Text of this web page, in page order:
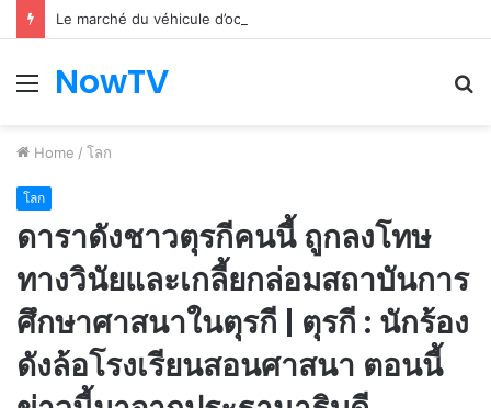
Le marché du véhicule d’occasion en plein essor
Menu
NowTV
Home / โลก
โลก
ดาราดังชาวตุรกีคนนี้ ถูกลงโทษ
ทางวินัยและเกลี้ยกล่อมสถาบันการ
ศึกษาศาสนาในตุรกี | ตุรกี : นักร้อง
ดังล้อโรงเรียนสอนศาสนา ตอนนี้